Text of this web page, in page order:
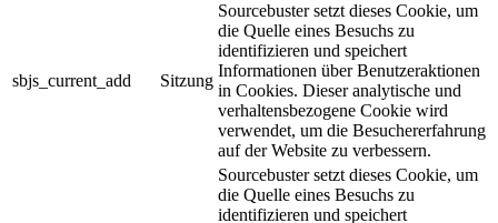
sbjs_current_add Sitzung
Sourcebuster setzt dieses Cookie, um
die Quelle eines Besuchs zu
identifizieren und speichert
Informationen über Benutzeraktionen
in Cookies. Dieser analytische und
verhaltensbezogene Cookie wird
verwendet, um die Besuchererfahrung
auf der Website zu verbessern.
Sourcebuster setzt dieses Cookie, um
die Quelle eines Besuchs zu
identifizieren und speichert